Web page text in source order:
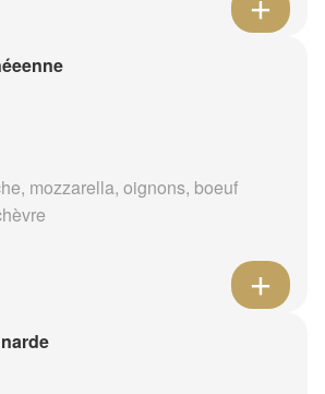
mozzarella, oignons, boeuf